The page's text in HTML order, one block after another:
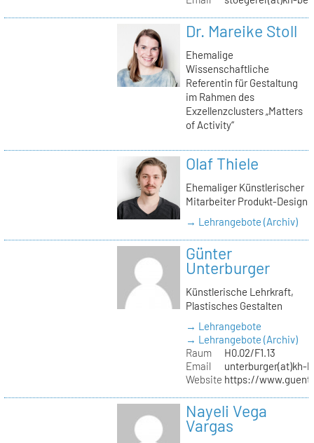
Dr. Mareike Stoll
Ehemalige
Wissenschaftliche
Referentin für Gestaltung
im Rahmen des
Exzellenzclusters „Matters
of Activity“
Olaf Thiele
Ehemaliger Künstlerischer
Mitarbeiter Produkt-Design
→ Lehrangebote (Archiv)
Günter
Unterburger
Künstlerische Lehrkraft,
Plastisches Gestalten
→ Lehrangebote
→ Lehrangebote (Archiv)
Raum
H0.02/F1.13
Email
unterburger(at)kh-
Website https://
Nayeli Vega
Vargas